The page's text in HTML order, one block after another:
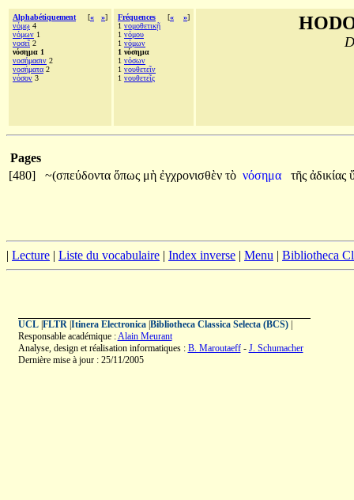
Alphabétiquement [« »]
νόμῳ 4
νόμων 1
νοσεῖ 2
νόσημα 1
νοσήμασιν 2
νοσήματα 2
νόσον 3
Fréquences [« »]
1 νομοθετικῇ
1 νόμου
1 νόμων
1 νόσημα
1 νόσων
1 νουθετεῖν
1 νουθετεῖς
Pages
[480]
~(σπεύδοντα ὅπως μὴ ἐγχρονισθὲν τὸ νόσημα τῆς ἀδικίας
| Lecture | Liste du vocabulaire | Index inverse | Menu | Bibliotheca
UCL| FLTR| Itinera Electronica| Bibliotheca Classica Selecta (BCS)|
Responsable académique :Alain Meurant
Analyse, design et réalisation informatiques : B. Maroutaeff- J. Schumacher
Dernière mise à jour : 25/11/2005